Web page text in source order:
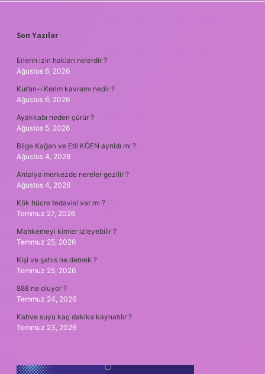
SIDEBAR
Son Yazılar
Erlerin izin hakları nelerdir ?
Ağustos 6, 2026
Kur’an-ı Kerim kavramı nedir ?
Ağustos 6, 2026
Ayakkabı neden çürür ?
Ağustos 5, 2026
Bilge Kağan ve Etil KÖFN ayrıldı mı ?
Ağustos 4, 2026
Antalya merkezde nereler gezilir ?
Ağustos 4, 2026
Kök hücre tedavisi var mı ?
Temmuz 27, 2026
Mahkemeyi kimler izleyebilir ?
Temmuz 25, 2026
Kişi ve şahıs ne demek ?
Temmuz 25, 2026
888 ne oluyor ?
Temmuz 24, 2026
Kahve suyu kaç dakika kaynatılır ?
Temmuz 23, 2026